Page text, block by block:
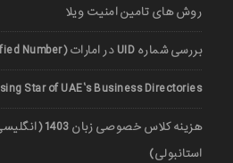
روش های تامین امنیت ویلا
بررسی شماره UID در امارات (UAE Unified Number)
Star of UAE’s Business Directories
هزینه کلاس
استانبولی)